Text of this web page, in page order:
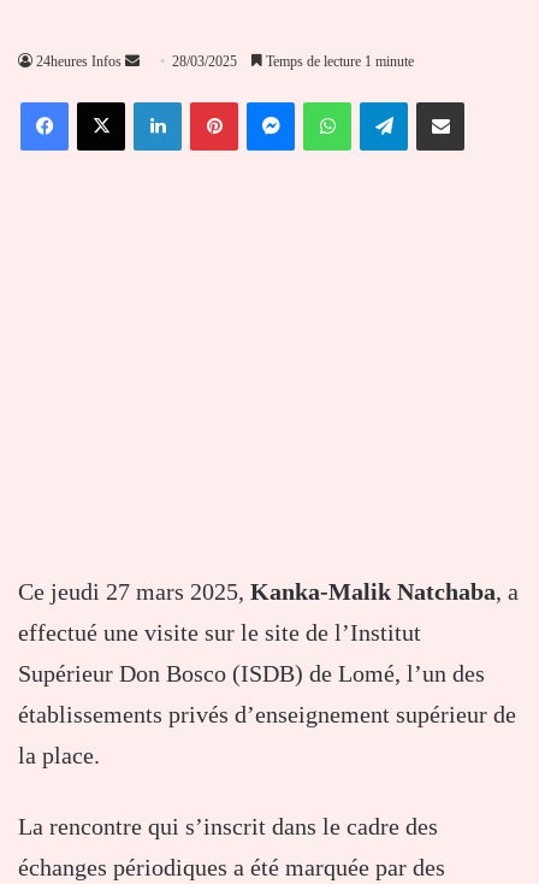
24heures Infos
Envoyer
courriel
28/03/2025 Temps de lecture 1 minute
FacebookX LinkedinPinterestMessengerWhatsAppTelegramPartager par email
Ce jeudi 27 mars 2025, Kanka-Malik Natchaba, a
effectué une visite sur le site de l’Institut
Supérieur Don Bosco (ISDB) de Lomé, l’un des
établissements privés d’enseignement supérieur de
la place.
La rencontre qui s’inscrit dans le cadre des
échanges périodiques a été marquée par des